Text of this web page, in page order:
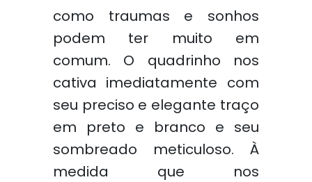
como traumas e sonhos
podem ter muito em
comum. O quadrinho nos
cativa imediatamente com
seu preciso e elegante traço
em preto e branco e seu
sombreado meticuloso. À
medida que nos